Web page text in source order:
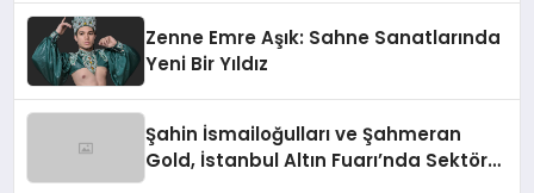
Zenne Emre Aşık: Sahne Sanatlarında
Yeni Bir Yıldız
Şahin İsmailoğulları ve Şahmeran
Gold, İstanbul Altın Fuarı’nda Sektöre